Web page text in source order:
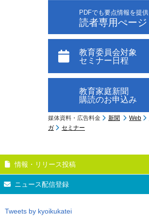
PDFでも要点情報を提供
読者専用ぺージ
教育委員会対象
セミナー日程
教育家庭新聞
購読のお申込み
媒体資料・広告料金 新聞 Web
ガ
セミナー
情報・リリース投稿
ニュース配信登録
Tweets by kyoikukatei